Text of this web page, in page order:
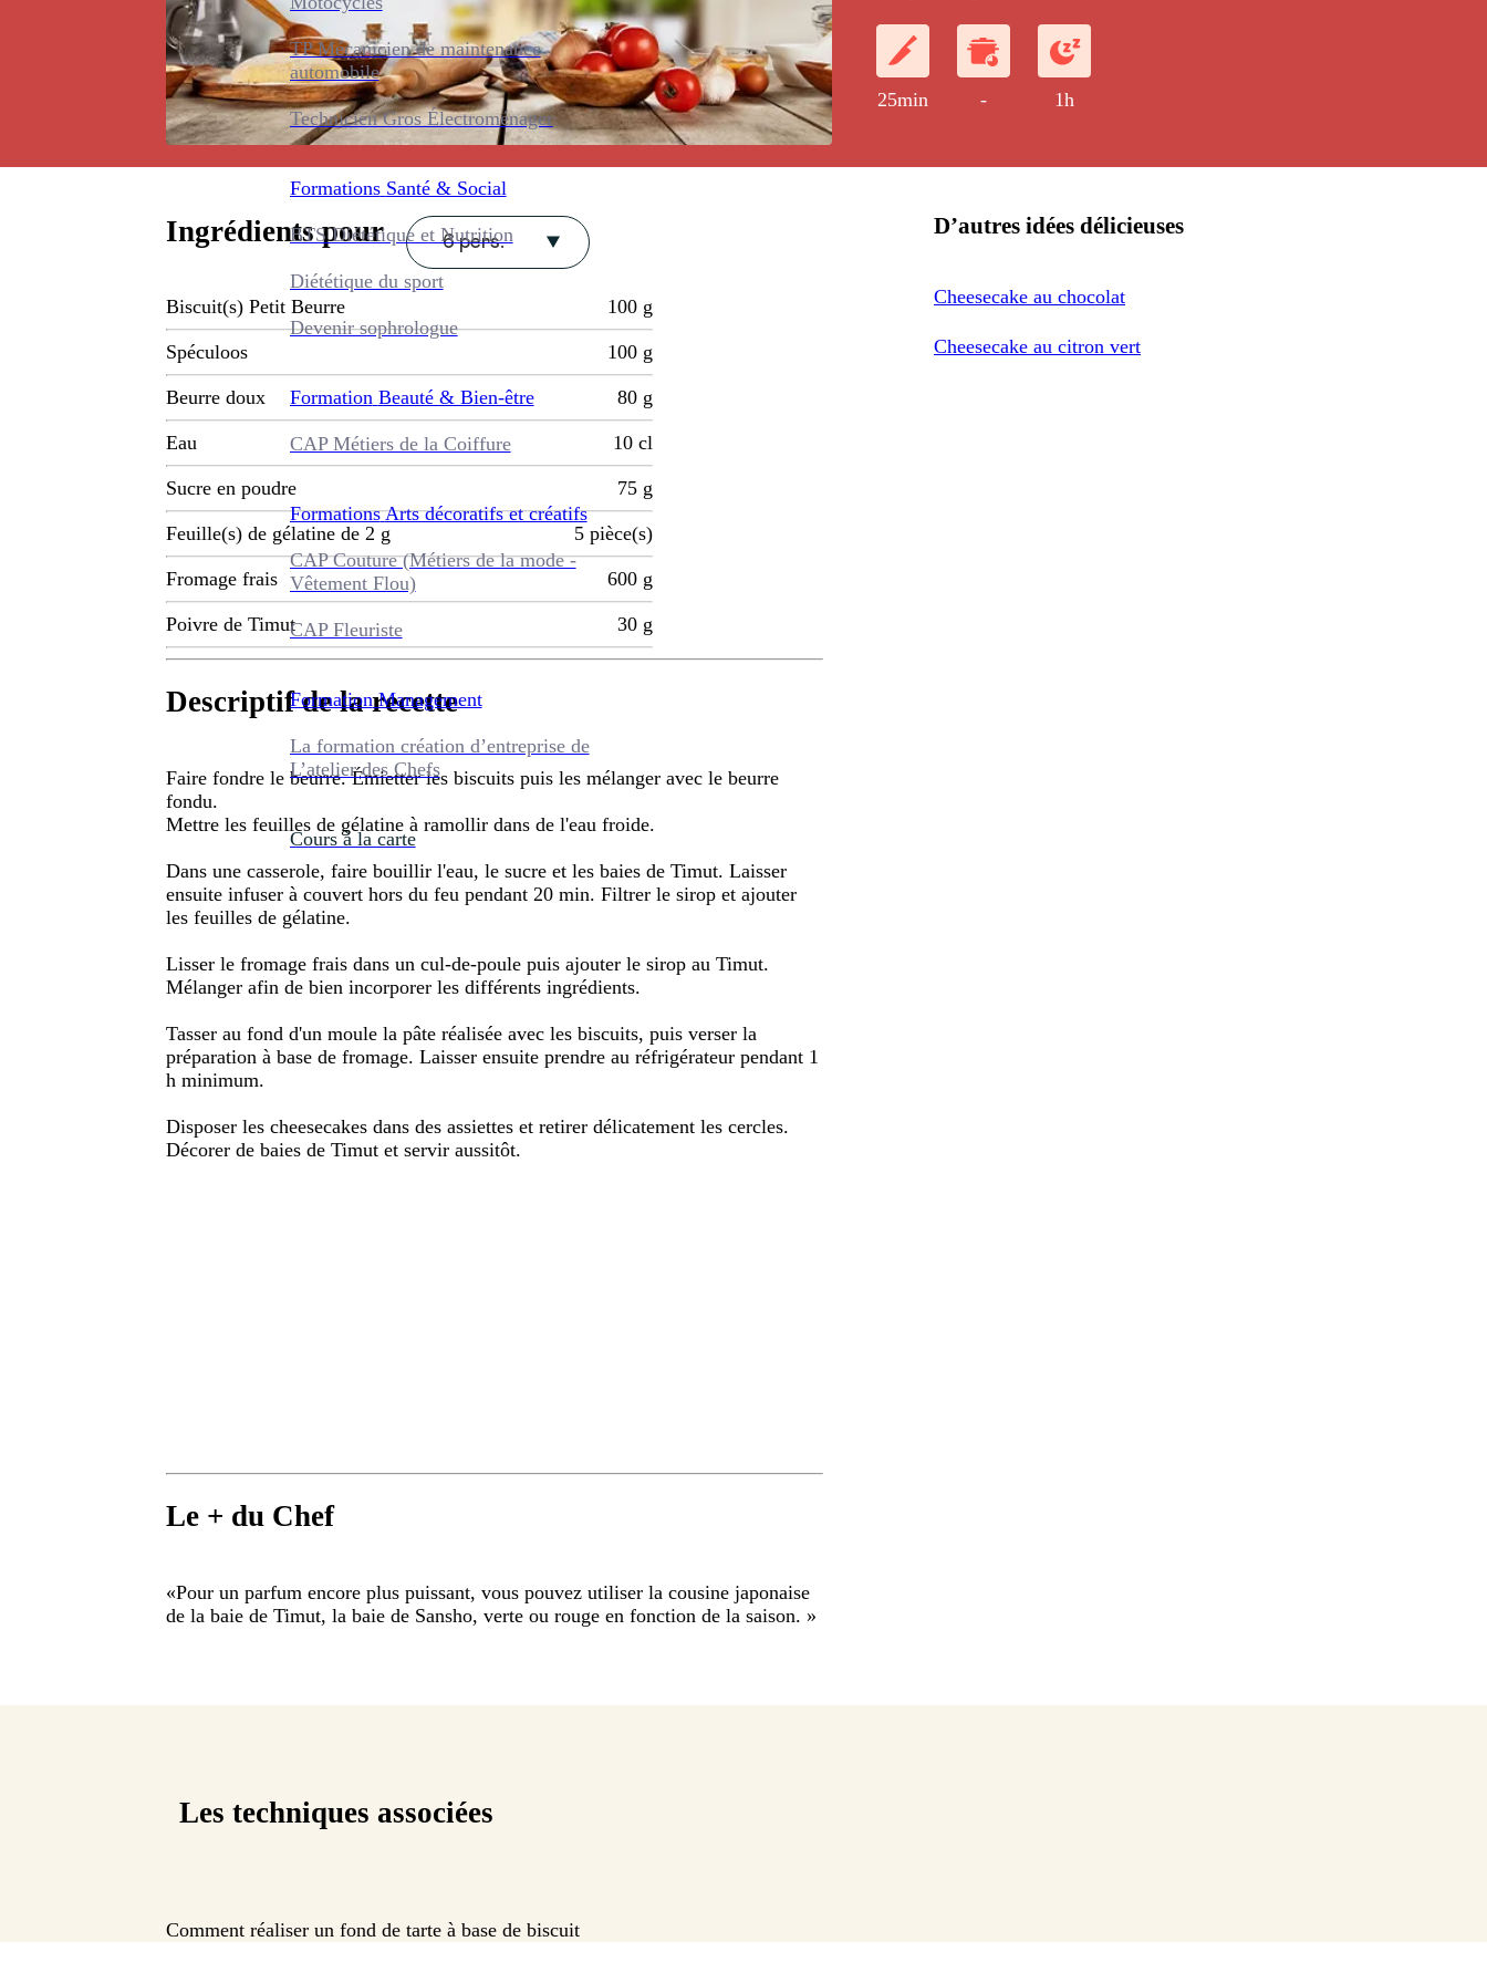
TP Mécanicien de maintenance
automobile
Technicien Gros Électroménager
Formations Santé & Social
BTS Diététique et Nutrition
Diététique du sport
Devenir sophrologue
Formation Beauté & Bien-être
CAP Métiers de la Coiffure
Formations Arts décoratifs et créatifs
CAP Couture (Métiers de la mode -
Vêtement Flou)
CAP Fleuriste
Formation Management
La formation création d’entreprise de
L’atelier des Chefs
Cours à la carte
25min - 1h
Ingrédients pour 6 pers.
Biscuit(s) Petit Beurre 100 g
Spéculoos 100 g
Beurre doux 80 g
Eau 10 cl
Sucre en poudre 75 g
Feuille(s) de gélatine de 2 g 5 pièce(s)
Fromage frais 600 g
Poivre de Timut 30 g
Descriptif de la recette
Faire fondre le beurre. Émietter les biscuits puis les mélanger avec le beurre
fondu.
Mettre les feuilles de gélatine à ramollir dans de l'eau froide.
Dans une casserole, faire bouillir l'eau, le sucre et les baies de Timut. Laisser
ensuite infuser à couvert hors du feu pendant 20 min. Filtrer le sirop et ajouter
les feuilles de gélatine.
Lisser le fromage frais dans un cul-de-poule puis ajouter le sirop au Timut.
Mélanger afin de bien incorporer les différents ingrédients.
Tasser au fond d'un moule la pâte réalisée avec les biscuits, puis verser la
préparation à base de fromage. Laisser ensuite prendre au réfrigérateur pendant 1
h minimum.
Disposer les cheesecakes dans des assiettes et retirer délicatement les cercles.
Décorer de baies de Timut et servir aussitôt.
Le + du Chef
«Pour un parfum encore plus puissant, vous pouvez utiliser la cousine japonaise
de la baie de Timut, la baie de Sansho, verte ou rouge en fonction de la saison. »
D’autres idées délicieuses
Cheesecake au chocolat
Cheesecake au citron vert
Les techniques associées
Comment réaliser un fond de tarte à base de biscuit